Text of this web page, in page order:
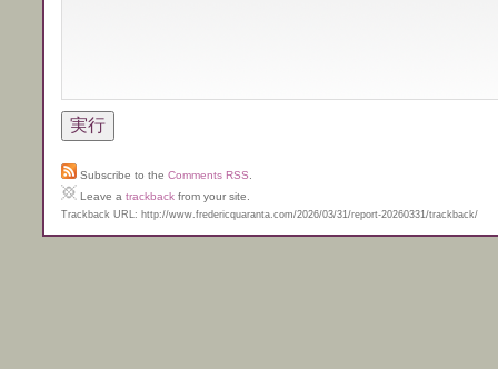
Subscribe to the Comments RSS
Leave a trackback from your site.
Trackback URL: http://www.fredericquaranta.com/2026/03/31/report-20260331/trackback/